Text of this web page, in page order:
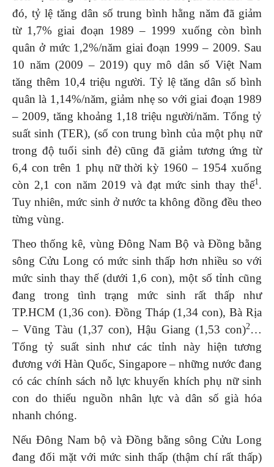
đó, tỷ lệ tăng dân số trung bình hằng năm đã giảm
từ 1,7% giai đoạn 1989 – 1999 xuống còn bình
quân ở mức 1,2%/năm giai đoạn 1999 – 2009. Sau
10 năm (2009 – 2019) quy mô dân số Việt Nam
tăng thêm 10,4 triệu người. Tỷ lệ tăng dân số bình
quân là 1,14%/năm, giảm nhẹ so với giai đoạn 1989
– 2009, tăng khoảng 1,18 triệu người/năm. Tổng tỷ
suất sinh (TER), (số con trung bình của một phụ nữ
trong độ tuổi sinh đẻ) cũng đã giảm tương ứng từ
6,4 con trên 1 phụ nữ thời kỳ 1960 – 1954 xuống
còn 2,1 con năm 2019 và đạt mức sinh thay thế1.
Tuy nhiên, mức sinh ở nước ta không đồng đều theo
từng vùng.
Theo thống kê, vùng Đông Nam Bộ và Đồng bằng
sông Cửu Long có mức sinh thấp hơn nhiều so với
mức sinh thay thế (dưới 1,6 con), một số tỉnh cũng
đang trong tình trạng mức sinh rất thấp như
TP.HCM (1,36 con). Đồng Tháp (1,34 con), Bà Rịa
– Vũng Tàu (1,37 con), Hậu Giang (1,53 con)2…
Tổng tỷ suất sinh như các tỉnh này hiện tương
đương với Hàn Quốc, Singapore – những nước đang
có các chính sách nỗ lực khuyến khích phụ nữ sinh
con do thiếu nguồn nhân lực và dân số già hóa
nhanh chóng.
Nếu Đông Nam bộ và Đồng bằng sông Cửu Long
đang đối mặt với mức sinh thấp (thậm chí rất thấp)